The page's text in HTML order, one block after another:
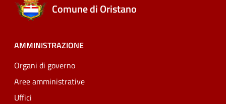
Comune di Oristano
AMMINISTRAZIONE
Organi di governo
Aree amministrative
Uffici